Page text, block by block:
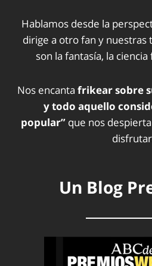
Hablamos desde la
dirige a otro fan y nuestras
son la fantasía, la
Nos encanta frikear sobre
y todo aquello
popular” que nos
Un Blog